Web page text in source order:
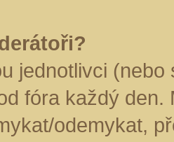
jednotlivci
fóra každý
odemykat,